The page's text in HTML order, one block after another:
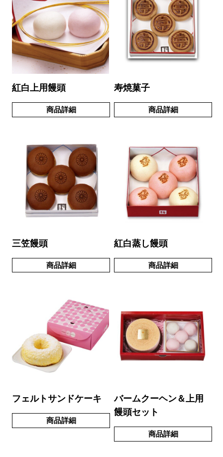
紅白上用饅頭
商品詳細
寿焼菓子
商品詳細
三笠饅頭
商品詳細
紅白蒸し饅頭
商品詳細
フェルトサンドケーキ
商品詳細
バームクーヘン＆上用
饅頭セット
商品詳細